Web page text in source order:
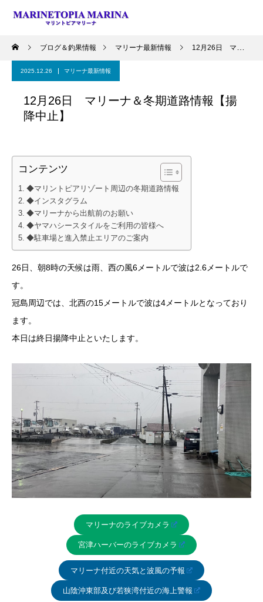
ブログ＆釣果情報 マリーナ最新情報 12月26日 マリーナ＆冬期道路情報【揚降中止】
2025.12.26 マリーナ最新情報
12月26日 マリーナ＆冬期道路情報【揚
降中止】
コンテンツ
◆マリントピアリゾート周辺の冬期道路情報
◆インスタグラム
◆マリーナから出航前のお願い
◆ヤマハシースタイルをご利用の皆様へ
◆駐車場と進入禁止エリアのご案内
26日、朝8時の天候は雨、西の風6メートルで波は2.6メートルで
す。
冠島周辺では、北西の15メートルで波は4メートルとなっており
ます。
本日は終日揚降中止といたします。
マリーナのライブカメラ
宮津ハーバーのライブカメラ
マリーナ付近の天気と波風の予報
山陰沖東部及び若狭湾付近の海上警報